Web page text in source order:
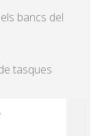
bancs del
tasques